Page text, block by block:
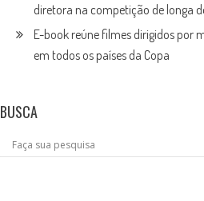
diretora na competição de longa
E-book reúne filmes dirigidos por
em todos os países da Copa
BUSCA